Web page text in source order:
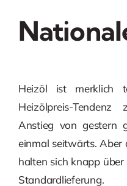
Heizöl ist merklich
Heizölpreis-
Anstieg von gestern
einmal seitwärts. Aber
halten sich knapp
Standardlieferung.